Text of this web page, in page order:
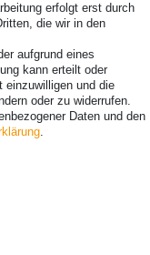
Artikeldetail | *Gilt für
erfolgt erst durch
die wir in den
aufgrund eines
kann erteilt oder
einzuwilligen und die
oder zu widerrufen.
Daten und den
.